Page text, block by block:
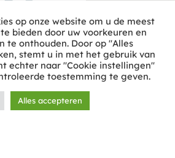
op onze website om u de meest
bieden door uw voorkeuren en
te onthouden. Door op "Alles
stemt u in met het gebruik van
echter naar "Cookie instellingen"
toestemming te geven.
Alles accepteren